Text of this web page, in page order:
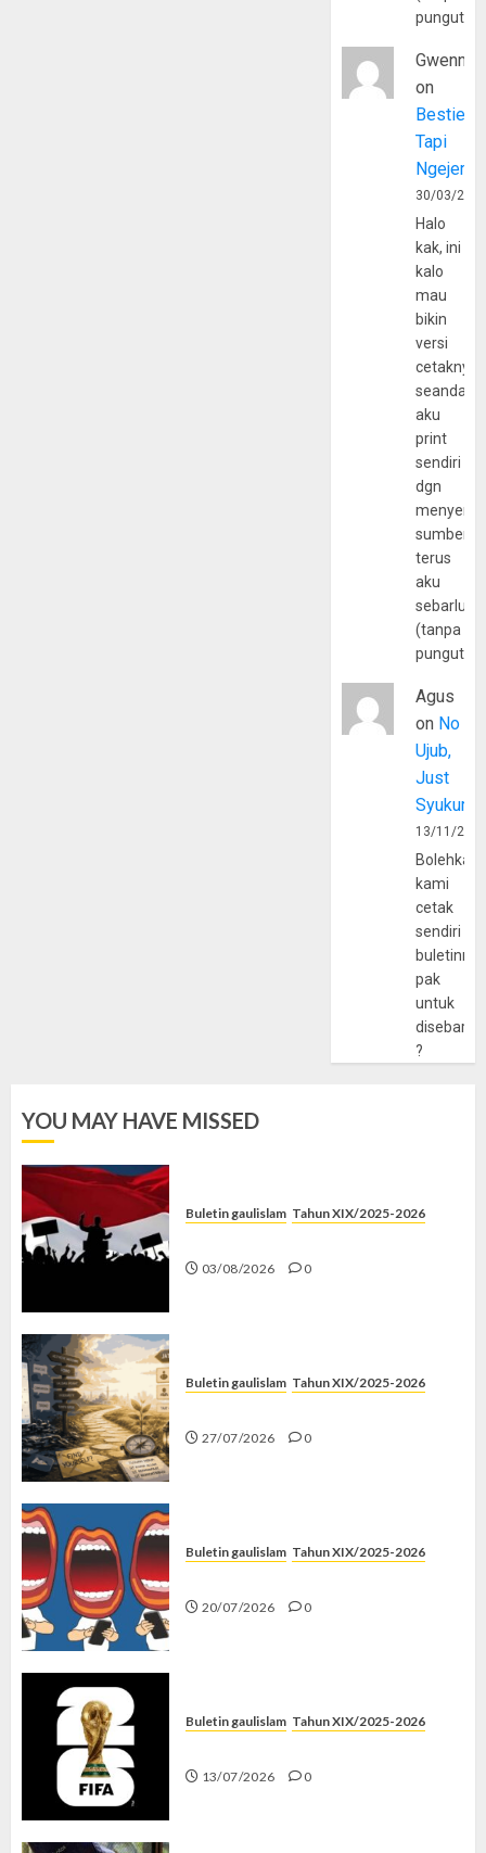
Gwenny
on
Bestie
Tapi
30/03/
Halo
kak, ini
kalo
mau
bikin
versi
cetaknya
aku
print
sendiri
dgn
sumber
terus
aku
(tanpa
Agus
on No
Ujub,
Just
Syukur
13/11/
Bolehkah
kami
cetak
sendiri
pak
untuk
?
YOU MAY HAVE MISSED
Buletin gaulislam Tahun XIX/2025-2026
03/08/2026 0
Buletin gaulislam Tahun XIX/2025-2026
27/07/2026 0
Buletin gaulislam Tahun XIX/2025-2026
20/07/2026 0
Buletin gaulislam Tahun XIX/2025-2026
13/07/2026 0